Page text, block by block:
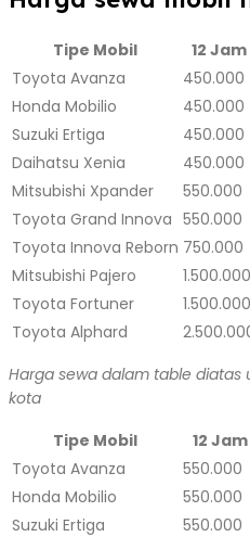
Tipe Mobil 12 Jam
Toyota Avanza
450.000
Honda Mobilio
450.000
Suzuki Ertiga
450.000
Daihatsu Xenia
450.000
Mitsubishi Xpander
550.000
Toyota Grand Innova 550.000
Toyota Innova Reborn 750.000
Mitsubishi Pajero
1.500.000
Toyota Fortuner
1.500.000
Toyota Alphard
Harga sewa dalam table
kota
Tipe Mobil
12 Jam
Toyota Avanza
550.000
Honda Mobilio
550.000
Suzuki Ertiga
550.000